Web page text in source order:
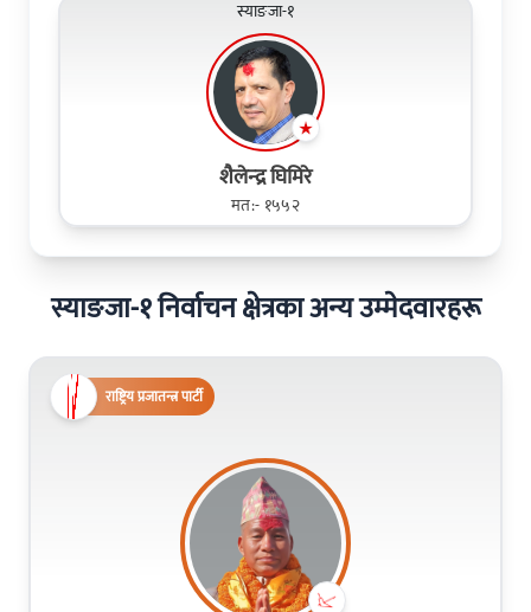
स्याङजा-१
शैलेन्‍द्र घिमिरे
मत:- १५५२
स्याङजा-१ निर्वाचन क्षेत्रका अन्य उम्मेदवारहरू
राष्ट्रिय प्रजातन्त्र पार्टी